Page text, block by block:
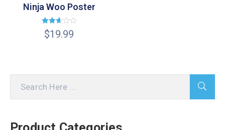
Ninja Woo Poster
Valorado
en
$19.99